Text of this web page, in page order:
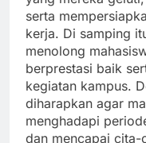
serta
kerja. Di samping
menolong
berprestasi baik
kegiatan kampus.
diharapkan agar
menghadapi
dan mencapai cita-